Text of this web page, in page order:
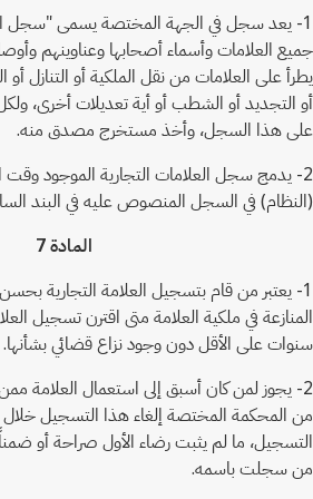
1- يعد سجل في الجهة المختصة يسمى "سجل
جميع العلامات وأسماء أصحابها وعناوينهم
يطرأ على العلامات من نقل الملكية أو التنازل
أو التجديد أو الشطب أو أية تعديلات أخرى،
على هذا السجل، وأخذ مستخرج مصدق منه.
2- يدمج سجل العلامات التجارية الموجود وقت
(النظام) في السجل المنصوص عليه في البند
المادة 7
1- يعتبر من قام بتسجيل العلامة التجارية بحسن
المنازعة في ملكية العلامة متى اقترن تسجيل
سنوات على الأقل دون وجود نزاع قضائي بشأنها.
2- يجوز لمن كان أسبق إلى استعمال
من المحكمة المختصة إلغاء هذا التسجيل
التسجيل، ما لم يثبت رضاء الأول صراحة أو
من سجلت باسمه.